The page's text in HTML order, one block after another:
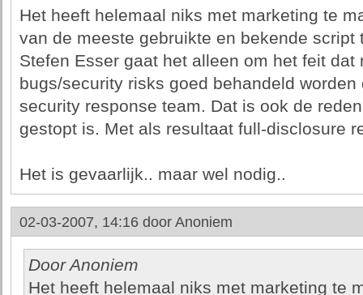
Het heeft helemaal niks met marketing te
van de meeste gebruikte en bekende script
Stefen Esser gaat het alleen om het feit dat
bugs/security risks goed behandeld worden
security response team. Dat is ook de
gestopt is. Met als resultaat full-disclosure
Het is gevaarlijk.. maar wel nodig..
02-03-2007, 14:16 door Anoniem
Door Anoniem
Het heeft helemaal niks met marketing te